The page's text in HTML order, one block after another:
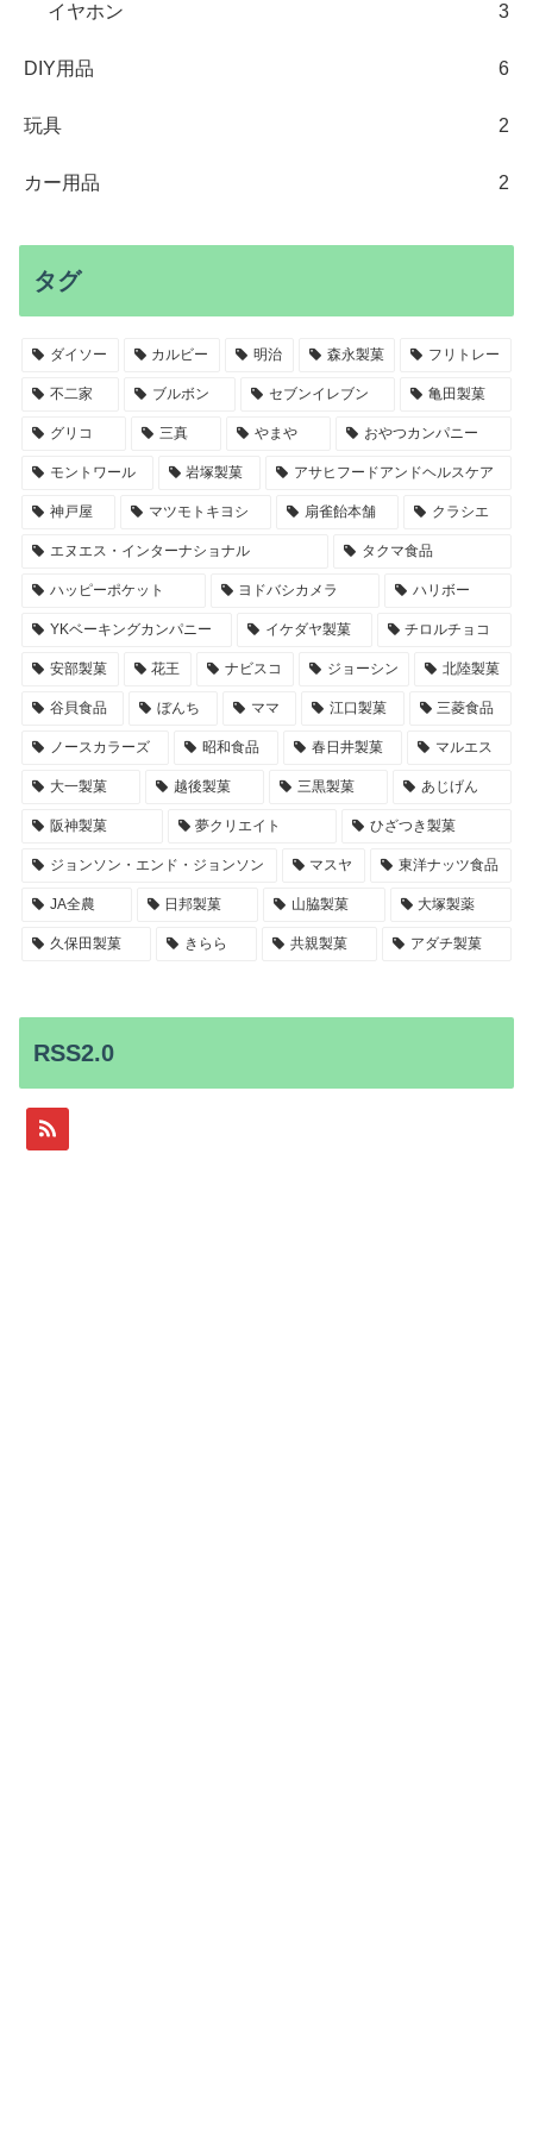
イヤホン 3
DIY用品 6
玩具 2
カー用品 2
タグ
ダイソー カルビー 明治 森永製菓 フリトレー
不二家 ブルボン セブンイレブン 亀田製菓
グリコ 三真 やまや おやつカンパニー
モントワール 岩塚製菓 アサヒフードアンドヘルスケア
神戸屋 マツモトキヨシ 扇雀飴本舗 クラシエ
エヌエス・インターナショナル タクマ食品
ハッピーポケット ヨドバシカメラ ハリボー
YKベーキングカンパニー イケダヤ製菓 チロルチョコ
安部製菓 花王 ナビスコ ジョーシン 北陸製菓
谷貝食品 ぼんち ママ 江口製菓 三菱食品
ノースカラーズ 昭和食品 春日井製菓 マルエス
大一製菓 越後製菓 三黒製菓 あじげん
阪神製菓 夢クリエイト ひざつき製菓
ジョンソン・エンド・ジョンソン マスヤ 東洋ナッツ食品
JA全農 日邦製菓 山脇製菓 大塚製薬
久保田製菓 きらら 共親製菓 アダチ製菓
RSS2.0